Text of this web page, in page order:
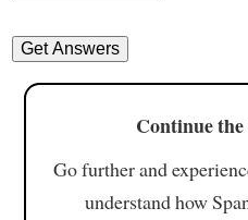
Continue
Go further and
understand how